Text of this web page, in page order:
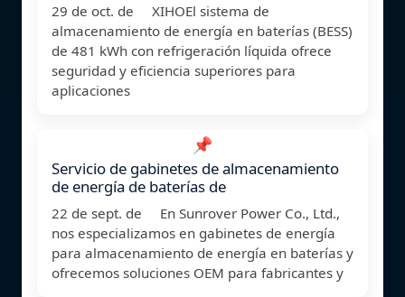
29 de oct. de XIHOEl sistema de
almacenamiento de energía en baterías (BESS)
de 481 kWh con refrigeración líquida ofrece
seguridad y eficiencia superiores para
aplicaciones
📌
Servicio de gabinetes de almacenamiento
de energía de baterías de
22 de sept. de En Sunrover Power Co., Ltd.,
nos especializamos en gabinetes de energía
para almacenamiento de energía en baterías y
ofrecemos soluciones OEM para fabricantes y